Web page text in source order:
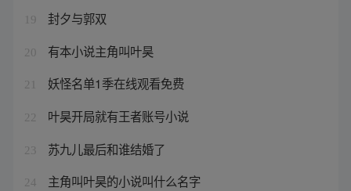
19 封夕与郭双
20 有本小说主角叫叶昊
21 妖怪名单1季在线观看免费
22 叶昊开局就有王者账号小说
23 苏九儿最后和谁结婚了
24 主角叫叶昊的小说叫什么名字